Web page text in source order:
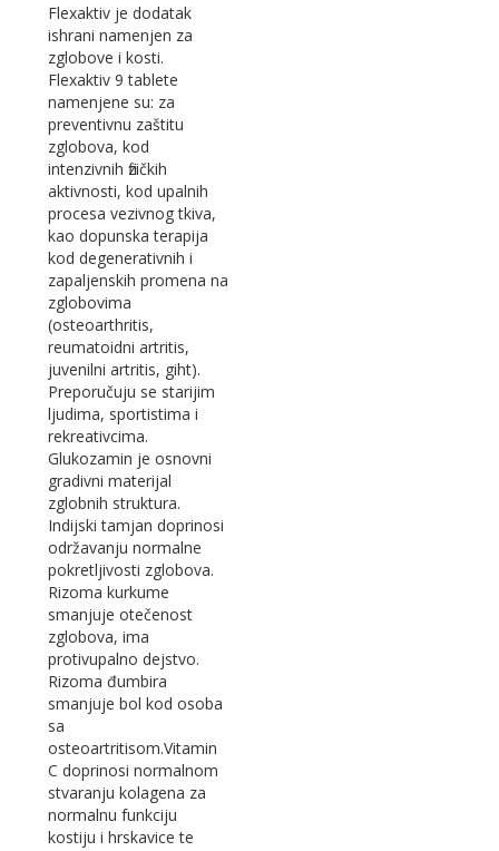
Flexaktiv je dodatak
ishrani namenjen za
zglobove i kosti.
Flexaktiv 9 tablete
namenjene su: za
preventivnu zaštitu
zglobova, kod
intenzivnih fizičkih
aktivnosti, kod upalnih
procesa vezivnog tkiva,
kao dopunska terapija
kod degenerativnih i
zapaljenskih promena na
zglobovima
(osteoarthritis,
reumatoidni artritis,
juvenilni artritis, giht).
Preporučuju se starijim
ljudima, sportistima i
rekreativcima.
Glukozamin je osnovni
gradivni materijal
zglobnih struktura.
Indijski tamjan doprinosi
održavanju normalne
pokretljivosti zglobova.
Rizoma kurkume
smanjuje otečenost
zglobova, ima
protivupalno dejstvo.
Rizoma đumbira
smanjuje bol kod osoba
sa
osteoartritisom.Vitamin
C doprinosi normalnom
stvaranju kolagena za
normalnu funkciju
kostiju i hrskavice te